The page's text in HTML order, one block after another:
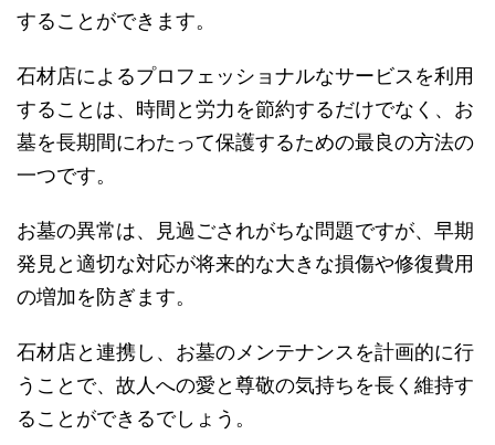
することができます。
石材店によるプロフェッショナルなサービスを利用
することは、時間と労力を節約するだけでなく、お
墓を長期間にわたって保護するための最良の方法の
一つです。
お墓の異常は、見過ごされがちな問題ですが、早期
発見と適切な対応が将来的な大きな損傷や修復費用
の増加を防ぎます。
石材店と連携し、お墓のメンテナンスを計画的に行
うことで、故人への愛と尊敬の気持ちを長く維持す
ることができるでしょう。